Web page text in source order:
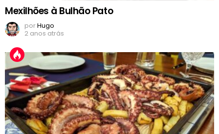
Mexilhões à Bulhão Pato
porHugo
2 anos atrás